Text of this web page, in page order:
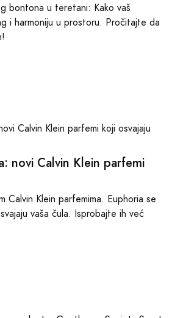
bontona u teretani: Kako vaš
i harmoniju u prostoru. Pročitajte da
novi Calvin Klein parfemi
Calvin Klein parfemima. Euphoria se
vaša čula. Isprobajte ih već